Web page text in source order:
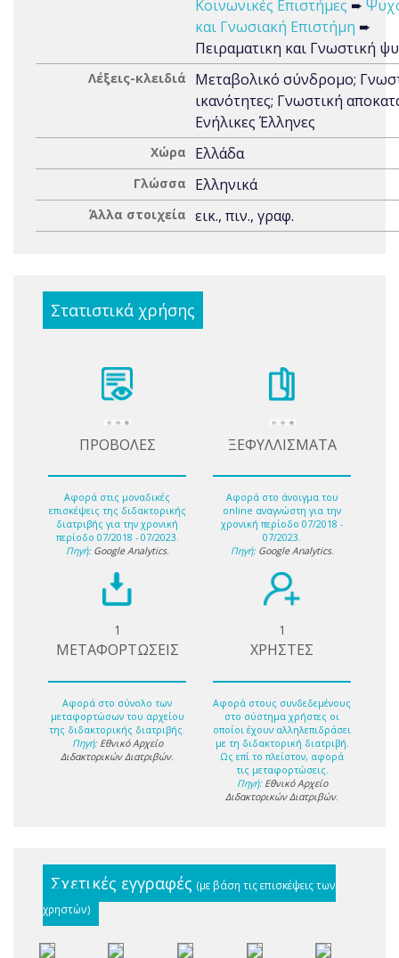
Κοινωνικές Επιστήμες ➨
και Γνωσιακή Επιστήμη ➨
Πειραματικη και Γνωστική
Λέξεις-κλειδιά
Μεταβολικό σύνδρομο;
ικανότητες; Γνωστική
Ενήλικες Έλληνες
Χώρα Ελλάδα
Γλώσσα Ελληνικά
Άλλα στοιχεία εικ., πιν., γραφ.
Στατιστικά χρήσης
ΠΡΟΒΟΛΕΣ
Αφορά στις μοναδικές
επισκέψεις της διδακτορικής
διατριβής για την χρονική
περίοδο 07/2018 - 07/2023.
Πηγή: Google Analytics.
ΞΕΦΥΛΛΙΣΜΑΤΑ
Αφορά στο άνοιγμα του
online αναγνώστη για την
χρονική περίοδο 07/2018 -
07/2023.
Πηγή: Google Analytics.
1
ΜΕΤΑΦΟΡΤΩΣΕΙΣ
Αφορά στο σύνολο των
μεταφορτώσων του αρχείου
της διδακτορικής διατριβής.
Πηγή: Εθνικό Αρχείο
Διδακτορικών Διατριβών.
1
ΧΡΗΣΤΕΣ
Αφορά στους συνδεδεμένους
στο σύστημα χρήστες οι
οποίοι έχουν αλληλεπιδράσει
με τη διδακτορική διατριβή.
Ως επί το πλείστον, αφορά
τις μεταφορτώσεις.
Πηγή: Εθνικό Αρχείο
Διδακτορικών Διατριβών.
Σχετικές εγγραφές (με βάση τις επισκέψεις των
χρηστών)